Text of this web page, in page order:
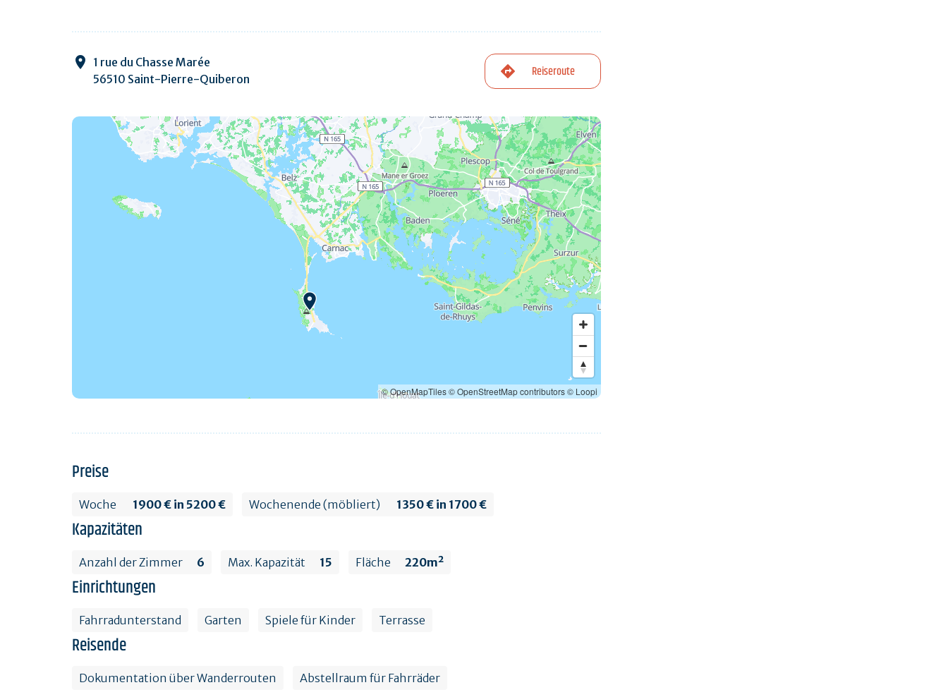
1 rue du Chasse Marée
56510 Saint-Pierre-Quiberon
Reiseroute
© OpenMapTiles© OpenStreetMap contributors© Loopi
Preise
Woche 1900 € in 5200 € Wochenende (möbliert) 1350 € in 1700 €
Kapazitäten
Anzahl der Zimmer 6 Max. Kapazität 15 Fläche 220m²
Einrichtungen
Fahrradunterstand Garten Spiele für Kinder Terrasse
Reisende
Dokumentation über Wanderrouten Abstellraum für Fahrräder